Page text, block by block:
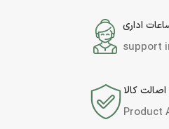
اداری
support
کالا
Product